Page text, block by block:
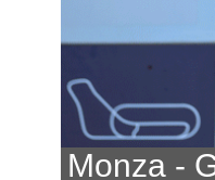
Monza -